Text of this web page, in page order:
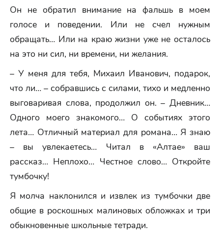
Он не обратил внимание на фальшь в моем
голосе и поведении. Или не счел нужным
обращать… Или на краю жизни уже не осталось
на это ни сил, ни времени, ни желания.
– У меня для тебя, Михаил Иванович, подарок,
что ли… – собравшись с силами, тихо и медленно
выговаривая слова, продолжил он. – Дневник…
Одного моего знакомого… О событиях этого
лета… Отличный материал для романа… Я знаю
– вы увлекаетесь… Читал в «Алтае» ваш
рассказ… Неплохо… Честное слово… Откройте
тумбочку!
Я молча наклонился и извлек из тумбочки две
общие в роскошных малиновых обложках и три
обыкновенные школьные тетради.